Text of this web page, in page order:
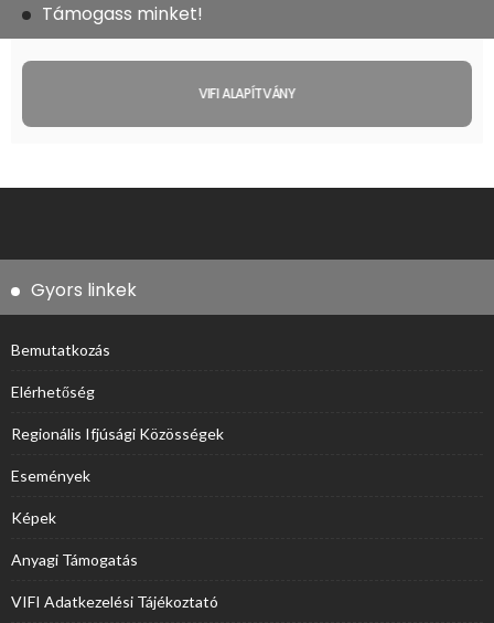
Támogass minket!
VIFI ALAPÍTVÁNY
Gyors linkek
Bemutatkozás
Elérhetőség
Regionális Ifjúsági Közösségek
Események
Képek
Anyagi Támogatás
VIFI Adatkezelési Tájékoztató